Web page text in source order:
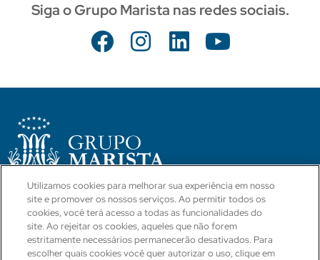
Siga o Grupo Marista nas redes sociais.
CÓDIGO DE CONDUTA
POLÍTICAS E PROCEDIMENTOS
BLOG
CANAL INTEGRIDADE
Utilizamos cookies para melhorar sua experiência em nosso
site e promover os nossos serviços. Ao permitir todos os
cookies, você terá acesso a todas as funcionalidades do
site. Ao rejeitar os cookies, aqueles que não forem
estritamente necessários permanecerão desativados. Para
escolher quais cookies você quer autorizar o uso, clique em